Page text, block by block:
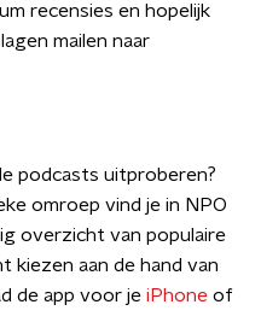
recensies en hopelijk
mailen naar
podcasts uitproberen?
omroep vind je in NPO
overzicht van populaire
kiezen aan de hand van
de app voor je iPhone of